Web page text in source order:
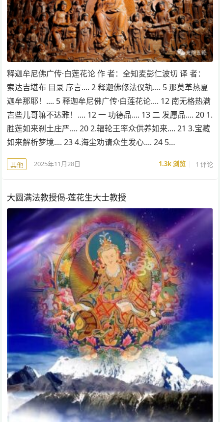
释迦牟尼佛广传·白莲花论 作 者：全知麦彭仁波切 译 者：
索达吉堪布 目录 序言.... 2 释迦佛修法仪轨.... 5 那莫革热夏
迦牟那耶！.... 5 释迦牟尼佛广传·白莲花论.... 12 南无格热满
吉些儿哥嘛不达雅！.... 12 一 功德品.... 13 二 发愿品.... 20 1.
胜莲如来刹土庄严.... 20 2.辐轮王率众供养如来.... 21 3.宝藏
如来解析梦境.... 23 4.海尘劝请众生发心.... 24 5…
其他 2025年11月28日 1.3k浏览 1 评论
大圆满法教授偈-莲花生大士教授